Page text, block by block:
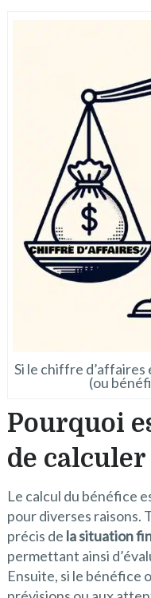
Si le chiffre
(ou
Pourquoi
de calculer
Le calcul du bénéfice
pour diverses raisons.
précis de la situation
permettant ainsi
Ensuite, si le bénéfice